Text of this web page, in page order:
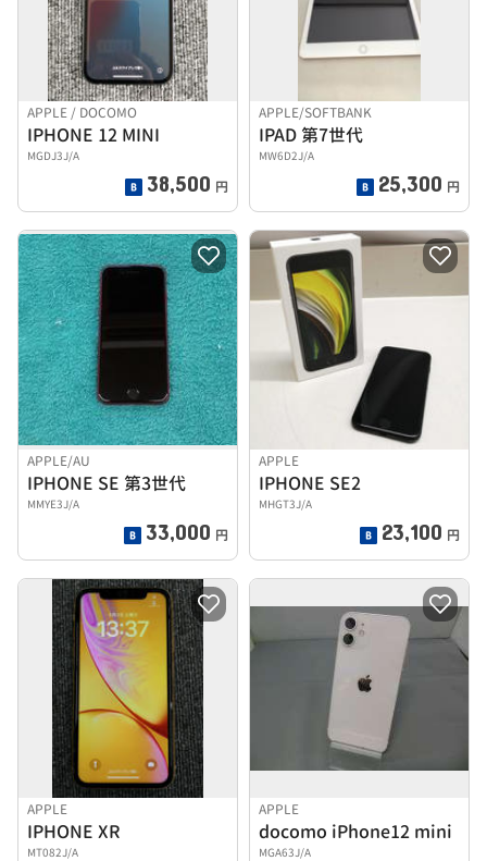
APPLE / DOCOMO
IPHONE 12 MINI
MGDJ3J/A
38,500 円
APPLE/SOFTBANK
IPAD 第7世代
MW6D2J/A
25,300 円
APPLE/AU
IPHONE SE 第3世代
MMYE3J/A
33,000 円
APPLE
IPHONE SE2
MHGT3J/A
23,100 円
APPLE
IPHONE XR
MT082J/A
APPLE
docomo iPhone12 mini
MGA63J/A